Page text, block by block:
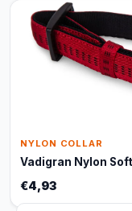
NYLON COLLAR
Vadigran Nylon
€4,93